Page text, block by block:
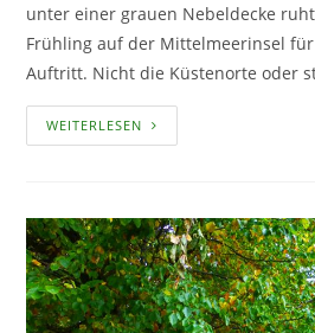
unter einer grauen Nebeldecke
Frühling auf der Mittelmeerinsel
Auftritt. Nicht die Küstenorte oder
WEITERLESEN MANDELBLÜTE
AUF